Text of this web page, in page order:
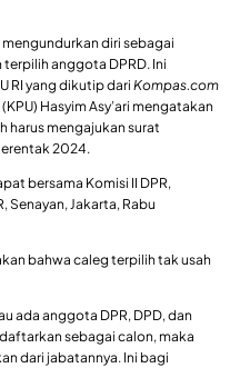
mengundurkan diri sebagai
anggota DPRD. Ini
RI yang dikutip dari Kompas.com
Hasyim Asy’ari mengatakan
harus mengajukan surat
2024.
bersama Komisi II DPR,
Senayan, Jakarta, Rabu
bahwa caleg terpilih tak usah
ada anggota DPR, DPD, dan
sebagai calon, maka
dari jabatannya. Ini bagi